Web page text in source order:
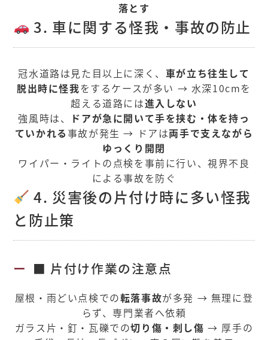
落とす
3. 車に関する怪我・事故の防止
冠水道路は見た目以上に深く、 車が立ち往生して
脱出時に怪我をするケースが多い → 水深10cmを
超える道路には進入しない
強風時は、
ドアが急に開いて手を挟む・体を持っ
ていかれる事故が発生 → ドアは両手で支えながら
ゆっくり開閉
ワイパー・ライトの点検を事前に行い、視界不良
による事故を防ぐ
4. 災害後の片付け時に多い怪我
と防止策
■ 片付け作業の注意点
屋根・雨どい点検での転落事故が多発 → 無理に登
らず、専門業者へ依頼
ガラス片・釘・瓦礫での切り傷・刺し傷 → 厚手の